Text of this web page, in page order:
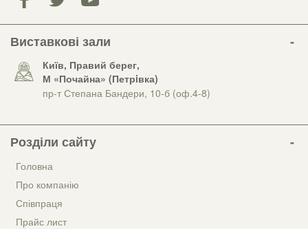
Виставкові зали
Київ, Правий берег,
М «Почайна» (Петрiвка)
пр-т Степана Бандери, 10-б (оф.4-8)
Розділи сайту
Головна
Про компанію
Співпраця
Прайс лист